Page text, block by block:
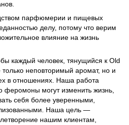
парфюмерии и пищевых
делу, потому что верим
влияние на жизнь
каждый человек, тянущийся к Old
неповторимый аромат, но и
в отношениях. Наша работа
феромоны могут изменить жизнь,
себя более уверенными,
Наша цель —
нашим клиентам,